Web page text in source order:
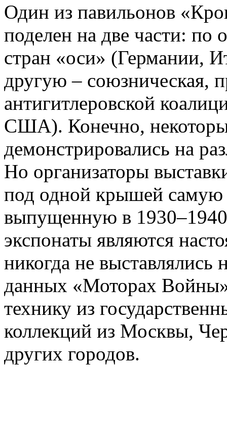
Один из павильонов
поделен на две части: по
стран «оси» (Германии,
другую – союзническая,
антигитлеровской
США). Конечно,
демонстрировались на
Но организаторы
под одной крышей самую
выпущенную в
экспонаты являются
никогда не выставлялись
данных «Моторах Войны»
технику из
коллекций из Москвы,
других городов.